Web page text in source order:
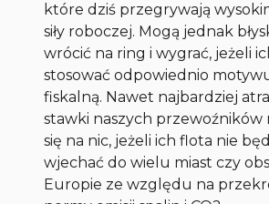
które dziś przegrywają
siły roboczej. Mogą jednak
wrócić na ring i wygrać, jeżeli
stosować odpowiednio
fiskalną. Nawet najbardziej
stawki naszych przewoźników
się na nic, jeżeli ich flota nie
wjechać do wielu miast czy
Europie ze względu na